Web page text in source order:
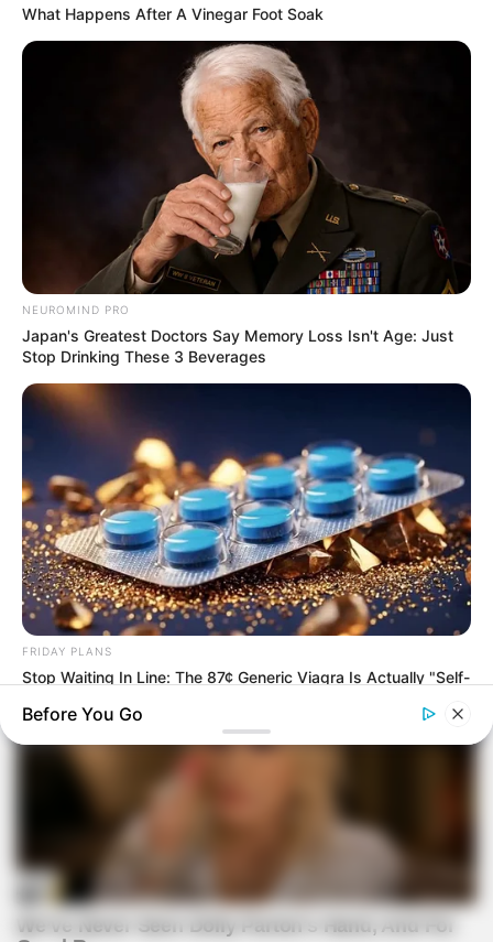
What Happens After A Vinegar Foot Soak
NEUROMIND PRO
Japan's Greatest Doctors Say Memory Loss Isn't Age: Just
Stop Drinking These 3 Beverages
FRIDAY PLANS
Stop Waiting In Line: The 87¢ Generic Viagra Is Actually "Self-
Before You Go